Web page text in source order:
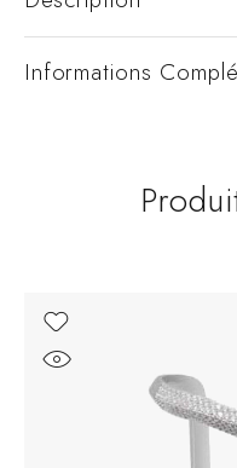
Informations